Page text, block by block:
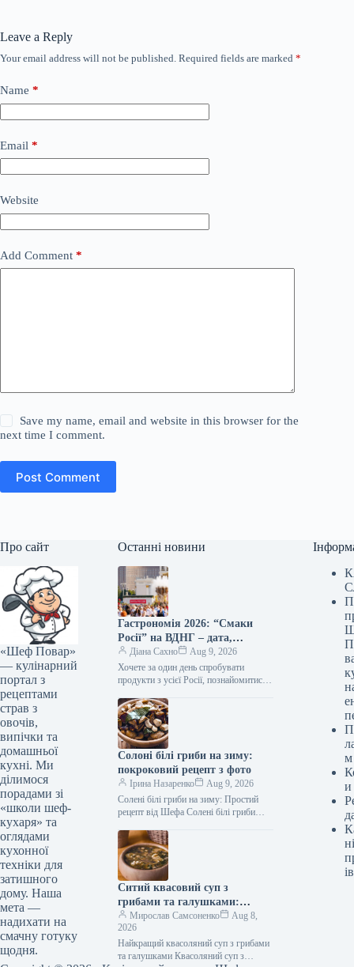
Leave a Reply
Your email address will not be published. Required fields are marked *
Name *
Email *
Website
Add Comment *
Save my name, email and website in this browser for the
next time I comment.
Post Comment
Про сайт
«Шеф Повар»
— кулінарний
портал з
рецептами
страв з
овочів,
випічки та
домашньої
кухні. Ми
ділимося
порадами зі
«школи шеф-
кухаря» та
оглядами
кухонної
техніки для
затишного
дому. Наша
мета —
надихати на
смачну готуку
щодня.
Останні новини
Гастрономія 2026: “Смаки
Росії” на ВДНГ – дата,
програма та головні новинки
Діана Сахно
Aug 9, 2026
Хочете за один день спробувати
продукти з усієї Росії, познайомитися з
традиціями та привезти додому
незвичайні сувеніри? Така…
Солоні білі гриби на зиму:
покроковий рецепт з фото
Ірина Назаренко
Aug 9, 2026
Солені білі гриби на зиму: Простий
рецепт від Шефа Солені білі гриби
на зиму —…
Ситий квасовий суп з
грибами та галушками:
покроковий рецепт з фото
Мирослав Самсоненко
Aug 8,
2026
Найкращий квасоляний суп з грибами
та галушками Квасоляний суп з
м
и
ів